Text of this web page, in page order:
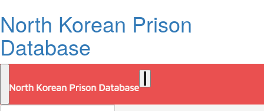
North Korean Prison
Database